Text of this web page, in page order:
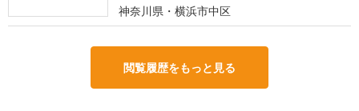
神奈川県・横浜市中区
閲覧履歴をもっと見る